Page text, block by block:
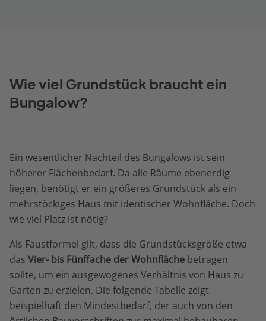
Wie viel Grundstück braucht ein
Bungalow?
Ein wesentlicher Nachteil des Bungalows ist sein
höherer Flächenbedarf. Da alle Räume ebenerdig
liegen, benötigt er ein größeres Grundstück als ein
mehrstöckiges Haus mit identischer Wohnfläche. Doch
wie viel Platz ist nötig?
Als Faustformel gilt, dass die Grundstücksgröße etwa
das Vier- bis Fünffache der Wohnfläche betragen
sollte, um ein ausgewogenes Verhältnis von Haus zu
Garten zu erzielen. Die folgende Tabelle zeigt
beispielhaft den Mindestbedarf, der auch von den